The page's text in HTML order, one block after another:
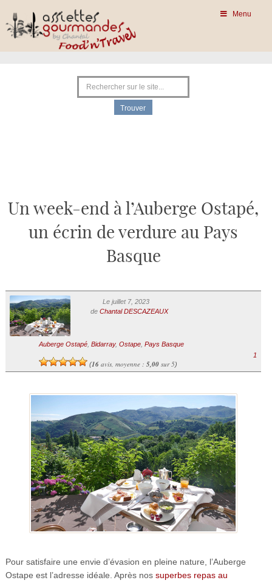
Menu
Un week-end à l’Auberge Ostapé,
un écrin de verdure au Pays
Basque
Le juillet 7, 2023
de Chantal DESCAZEAUX
Auberge Ostapé, Bidarray, Ostape, Pays Basque
(16avis, moyenne : 5,00sur 5)
1
Pour satisfaire une envie d’évasion en pleine nature, l’Auberge
Ostape est l’adresse idéale. Après nos superbes repas au